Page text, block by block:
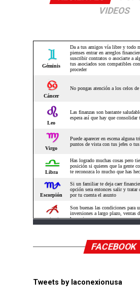
VIDEOS
FACEBOOK
Tweets by laconexionusa